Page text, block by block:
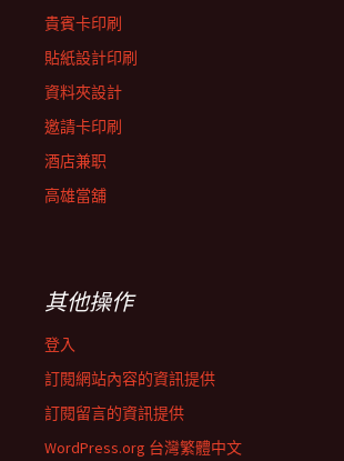
貴賓卡印刷
貼紙設計印刷
資料夾設計
邀請卡印刷
酒店兼职
高雄當舖
其他操作
登入
訂閱網站內容的資訊提供
訂閱留言的資訊提供
WordPress.org 台灣繁體中文